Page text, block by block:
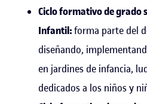
Ciclo formativo de grado
Infantil:forma parte del
diseñando,
en jardines de infancia,
dedicados a los niños y